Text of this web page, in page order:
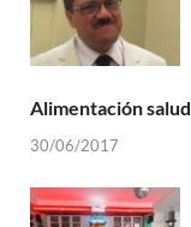
Alimentación
30/06/2017